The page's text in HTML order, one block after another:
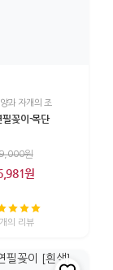
과 자개의 조
필꽂이-목단
원
원
의 리뷰